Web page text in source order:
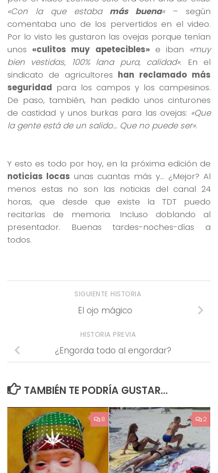
«Con la que estaba más buena«– según
comentaba uno de los pervertidos en el video.
Por lo visto les gustaron las ovejas porque tenían
unos «culitos muy apetecibles»e iban «muy
bien vestidas, 100% lana pura, calidad». En el
sindicato de agricultores han reclamado más
seguridad para los campos y los campesinos.
De paso, también, han pedido unos cinturones
de castidad y unos burkas para las ovejas: «Que
la gente está de un salido… Que no puede ser».
Y esto es todo por hoy, en la próxima edición de
noticias locas unas cuantas más y… ¿Mejor? Al
menos estas no son las noticias del canal 24
horas, que desde que existe la TDT puedo
recitarlas de memoria. Incluso doblando al
presentador. Buenas tardes-noches-días a
todos.
SIGUIENTE HISTORIA
El ojo mágico
HISTORIA PREVIA
¿Engorda todo al engordar?
TAMBIÉN TE PODRÍA GUSTAR...
8 2